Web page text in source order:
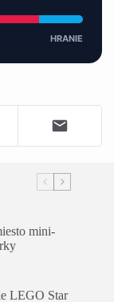
HRANIE
mini-
LEGO Star